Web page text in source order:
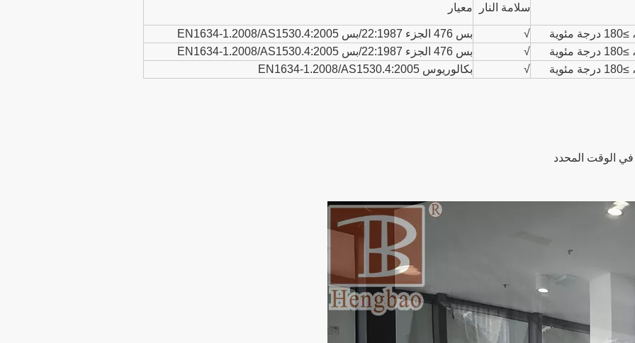
سلامة النار معيار
√
بس 476 الجزء 22:1987/بس EN1634-1.2008/AS1530.4:2005
√
بس 476 الجزء 22:1987/بس EN1634-1.2008/AS1530.4:2005
√ بكالوريوس EN1634-1.2008/AS1530.4:2005